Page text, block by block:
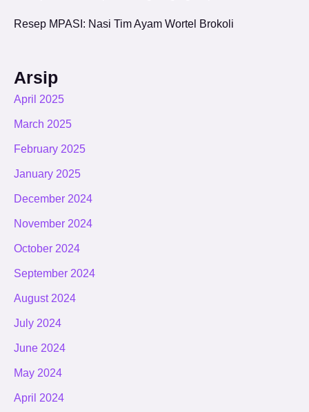
Resep MPASI: Nasi Tim Ayam Wortel Brokoli
Arsip
April 2025
March 2025
February 2025
January 2025
December 2024
November 2024
October 2024
September 2024
August 2024
July 2024
June 2024
May 2024
April 2024